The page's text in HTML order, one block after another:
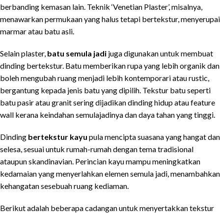
berbanding kemasan lain. Teknik ‘Venetian Plaster’, misalnya,
menawarkan permukaan yang halus tetapi bertekstur, menyerupai
marmar atau batu asli.
Selain plaster, batu semula jadi juga digunakan untuk membuat
dinding bertekstur. Batu memberikan rupa yang lebih organik dan
boleh mengubah ruang menjadi lebih kontemporari atau rustic,
bergantung kepada jenis batu yang dipilih. Tekstur batu seperti
batu pasir atau granit sering dijadikan dinding hidup atau feature
wall kerana keindahan semulajadinya dan daya tahan yang tinggi.
Dinding bertekstur kayu pula mencipta suasana yang hangat dan
selesa, sesuai untuk rumah-rumah dengan tema tradisional
ataupun skandinavian. Perincian kayu mampu meningkatkan
kedamaian yang menyerlahkan elemen semula jadi, menambahkan
kehangatan sesebuah ruang kediaman.
Berikut adalah beberapa cadangan untuk menyertakkan tekstur